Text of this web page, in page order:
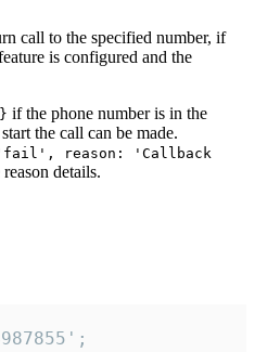
call to the specified number, if
is configured and the
if the phone number is in the
the call can be made.
reason: 'Callback
details.